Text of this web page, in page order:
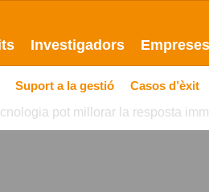
Investigadors Empreses
Suport a la gestió Casos d’èxit
pot millorar la resposta